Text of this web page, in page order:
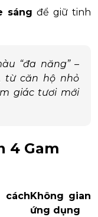
sáng để giữ tinh
“đa năng” –
từ căn hộ nhỏ
giác tươi mới
4 Gam
Không gian
ứng dụng